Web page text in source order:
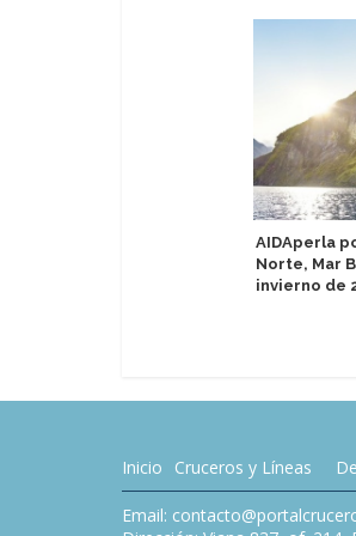
AIDAperla
Norte, Mar
invierno de
Inicio Cruceros y Líneas
Email: